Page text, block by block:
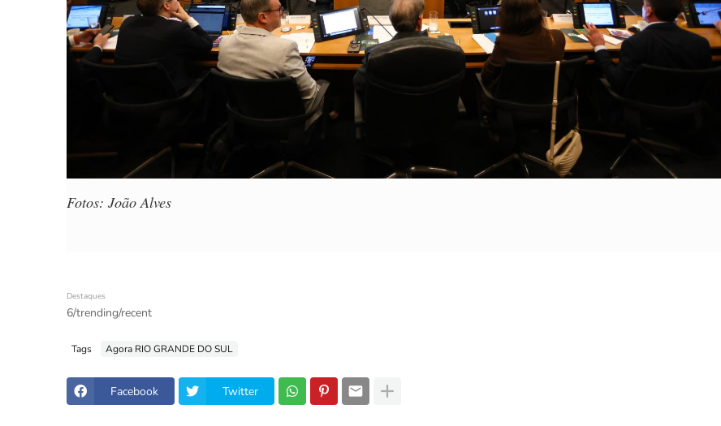
Fotos: João Alves
Destaques
6/trending/recent
Tags Agora RIO GRANDE DO SUL
Facebook Twitter